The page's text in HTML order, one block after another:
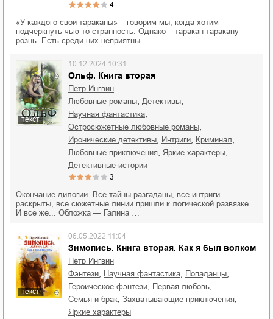
4
«У каждого свои тараканы» – говорим мы, когда хотим
подчеркнуть чью-то странность. Однако – таракан таракану
рознь. Есть среди них неприятны…
текст
Ольф. Книга вторая
10.12.2024 10:31
Петр Ингвин
любовные романы
детективы
научная фантастика
остросюжетные любовные романы
иронические детективы интриги криминал
любовные приключения яркие характеры
детективные истории
3
Окончание дилогии. Все тайны разгаданы, все интриги
раскрыты, все сюжетные линии пришли к логической развязке.
И все же... Обложка — Галина …
текст
Зимопись. Книга вторая. Как я был волком
06.05.2022 11:04
Петр Ингвин
фэнтези
научная фантастика попаданцы
героическое фэнтези первая любовь
семья и брак захватывающие приключения
яркие характеры